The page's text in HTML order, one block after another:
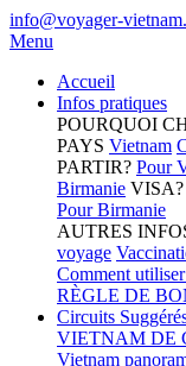
info@voyager-
Menu
Accueil
Infos pratiques
POURQUOI
PAYS Vietnam
PARTIR? Pour
Birmanie VISA?
Pour Birmanie
AUTRES
voyage
Comment
RÈGLE DE
Circuits
VIETNAM DE
Vietnam